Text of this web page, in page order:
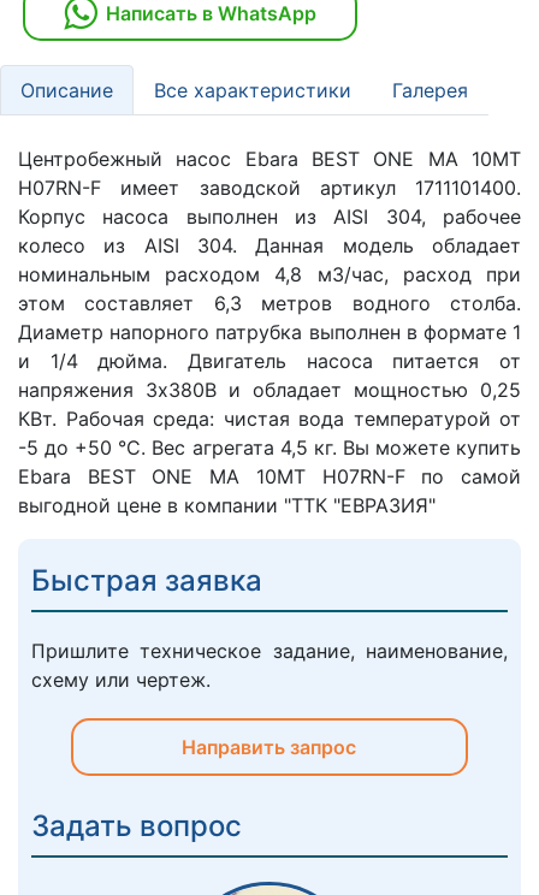
Написать в WhatsApp
Описание Все характеристики Галерея
Центробежный насос Ebara BEST ONE MA 10MT
H07RN-F имеет заводской артикул 1711101400.
Корпус насоса выполнен из AISI 304, рабочее
колесо из AISI 304. Данная модель обладает
номинальным расходом 4,8 м3/час, расход при
этом составляет 6,3 метров водного столба.
Диаметр напорного патрубка выполнен в формате 1
и 1/4 дюйма. Двигатель насоса питается от
напряжения 3х380В и обладает мощностью 0,25
КВт. Рабочая среда: чистая вода температурой от
-5 до +50 °C. Вес агрегата 4,5 кг. Вы можете купить
Ebara BEST ONE MA 10MT H07RN-F по самой
выгодной цене в компании "ТТК "ЕВРАЗИЯ"
Быстрая заявка
Пришлите техническое задание, наименование,
схему или чертеж.
Направить запрос
Задать вопрос